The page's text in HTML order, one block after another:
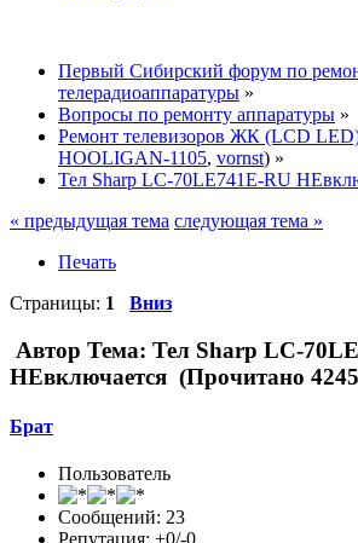
Первый Сибирский форум по
телерадиоаппаратуры »
Вопросы по ремонту аппаратуры »
Ремонт телевизоров ЖК (LCD
HOOLIGAN-1105, vornst) »
Тел Sharp LC-70LE741E-RU
« предыдущая тема следующая тема »
Печать
Страницы: 1 Вниз
Автор Тема: Тел Sharp LC-
НЕвключается (Прочитано
Брат
Пользователь
Сообщений: 23